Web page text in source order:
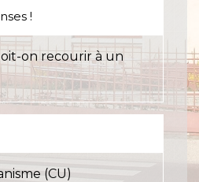
!
on recourir à un
(CU)